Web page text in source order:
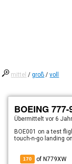
mittel /groß /voll
BOEING
Übermitteltvor 6
BOE001 on a test
touch-n-go landing
170 of N779XW